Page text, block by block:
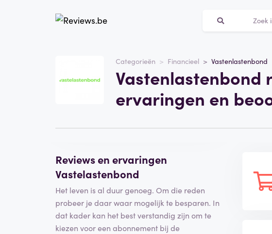
Categorieën Financieel Vastenlastenbond
Vastenlastenbond
ervaringen en
Vastenlastenbond
Categorie
Financieel
Schrijf een beoordeling
Reviews en ervaringen
Vastelastenbond
Het leven is al duur genoeg. Om die reden
probeer je daar waar mogelijk te besparen. In
dat kader kan het best verstandig zijn om te
kiezen voor een abonnement bij de